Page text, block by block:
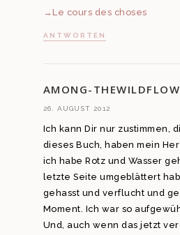
→Le cours des choses
ANTWORTEN
AMONG-
26. AUGUST 2012
Ich kann Dir nur zustimmen,
dieses Buch, haben mein
ich habe Rotz und Wasser
letzte Seite umgeblättert
gehasst und verflucht und
Moment. Ich war so
Und, auch wenn das jetzt